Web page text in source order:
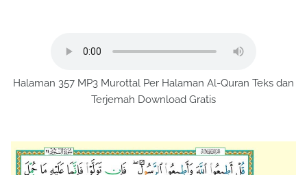
Halaman 357 MP3 Murottal Per Halaman Al-Quran Teks dan
Terjemah Download Gratis